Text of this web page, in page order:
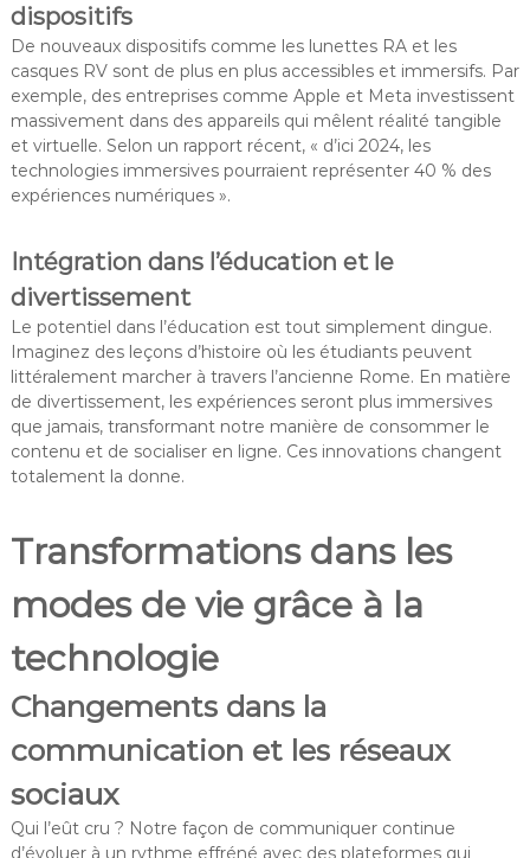
dispositifs
De nouveaux dispositifs comme les lunettes RA et les
casques RV sont de plus en plus accessibles et immersifs. Par
exemple, des entreprises comme Apple et Meta investissent
massivement dans des appareils qui mêlent réalité tangible
et virtuelle. Selon un rapport récent, « d’ici 2024, les
technologies immersives pourraient représenter 40 % des
expériences numériques ».
Intégration dans l’éducation et le
divertissement
Le potentiel dans l’éducation est tout simplement dingue.
Imaginez des leçons d’histoire où les étudiants peuvent
littéralement marcher à travers l’ancienne Rome. En matière
de divertissement, les expériences seront plus immersives
que jamais, transformant notre manière de consommer le
contenu et de socialiser en ligne. Ces innovations changent
totalement la donne.
Transformations dans les
modes de vie grâce à la
technologie
Changements dans la
communication et les réseaux
sociaux
Qui l’eût cru ? Notre façon de communiquer continue
d’évoluer à un rythme effréné avec des plateformes qui